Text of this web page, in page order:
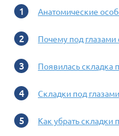
Анатомические
Почему под глазами
Появилась складка
Складки под
Как убрать складки